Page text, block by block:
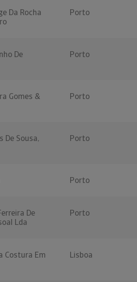
Da Rocha
Porto
De
Porto
Gomes &
Porto
De Sousa,
Porto
Porto
De
Lda
Porto
Costura Em
Lisboa